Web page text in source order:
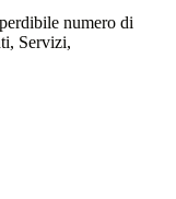
numero di
Servizi,